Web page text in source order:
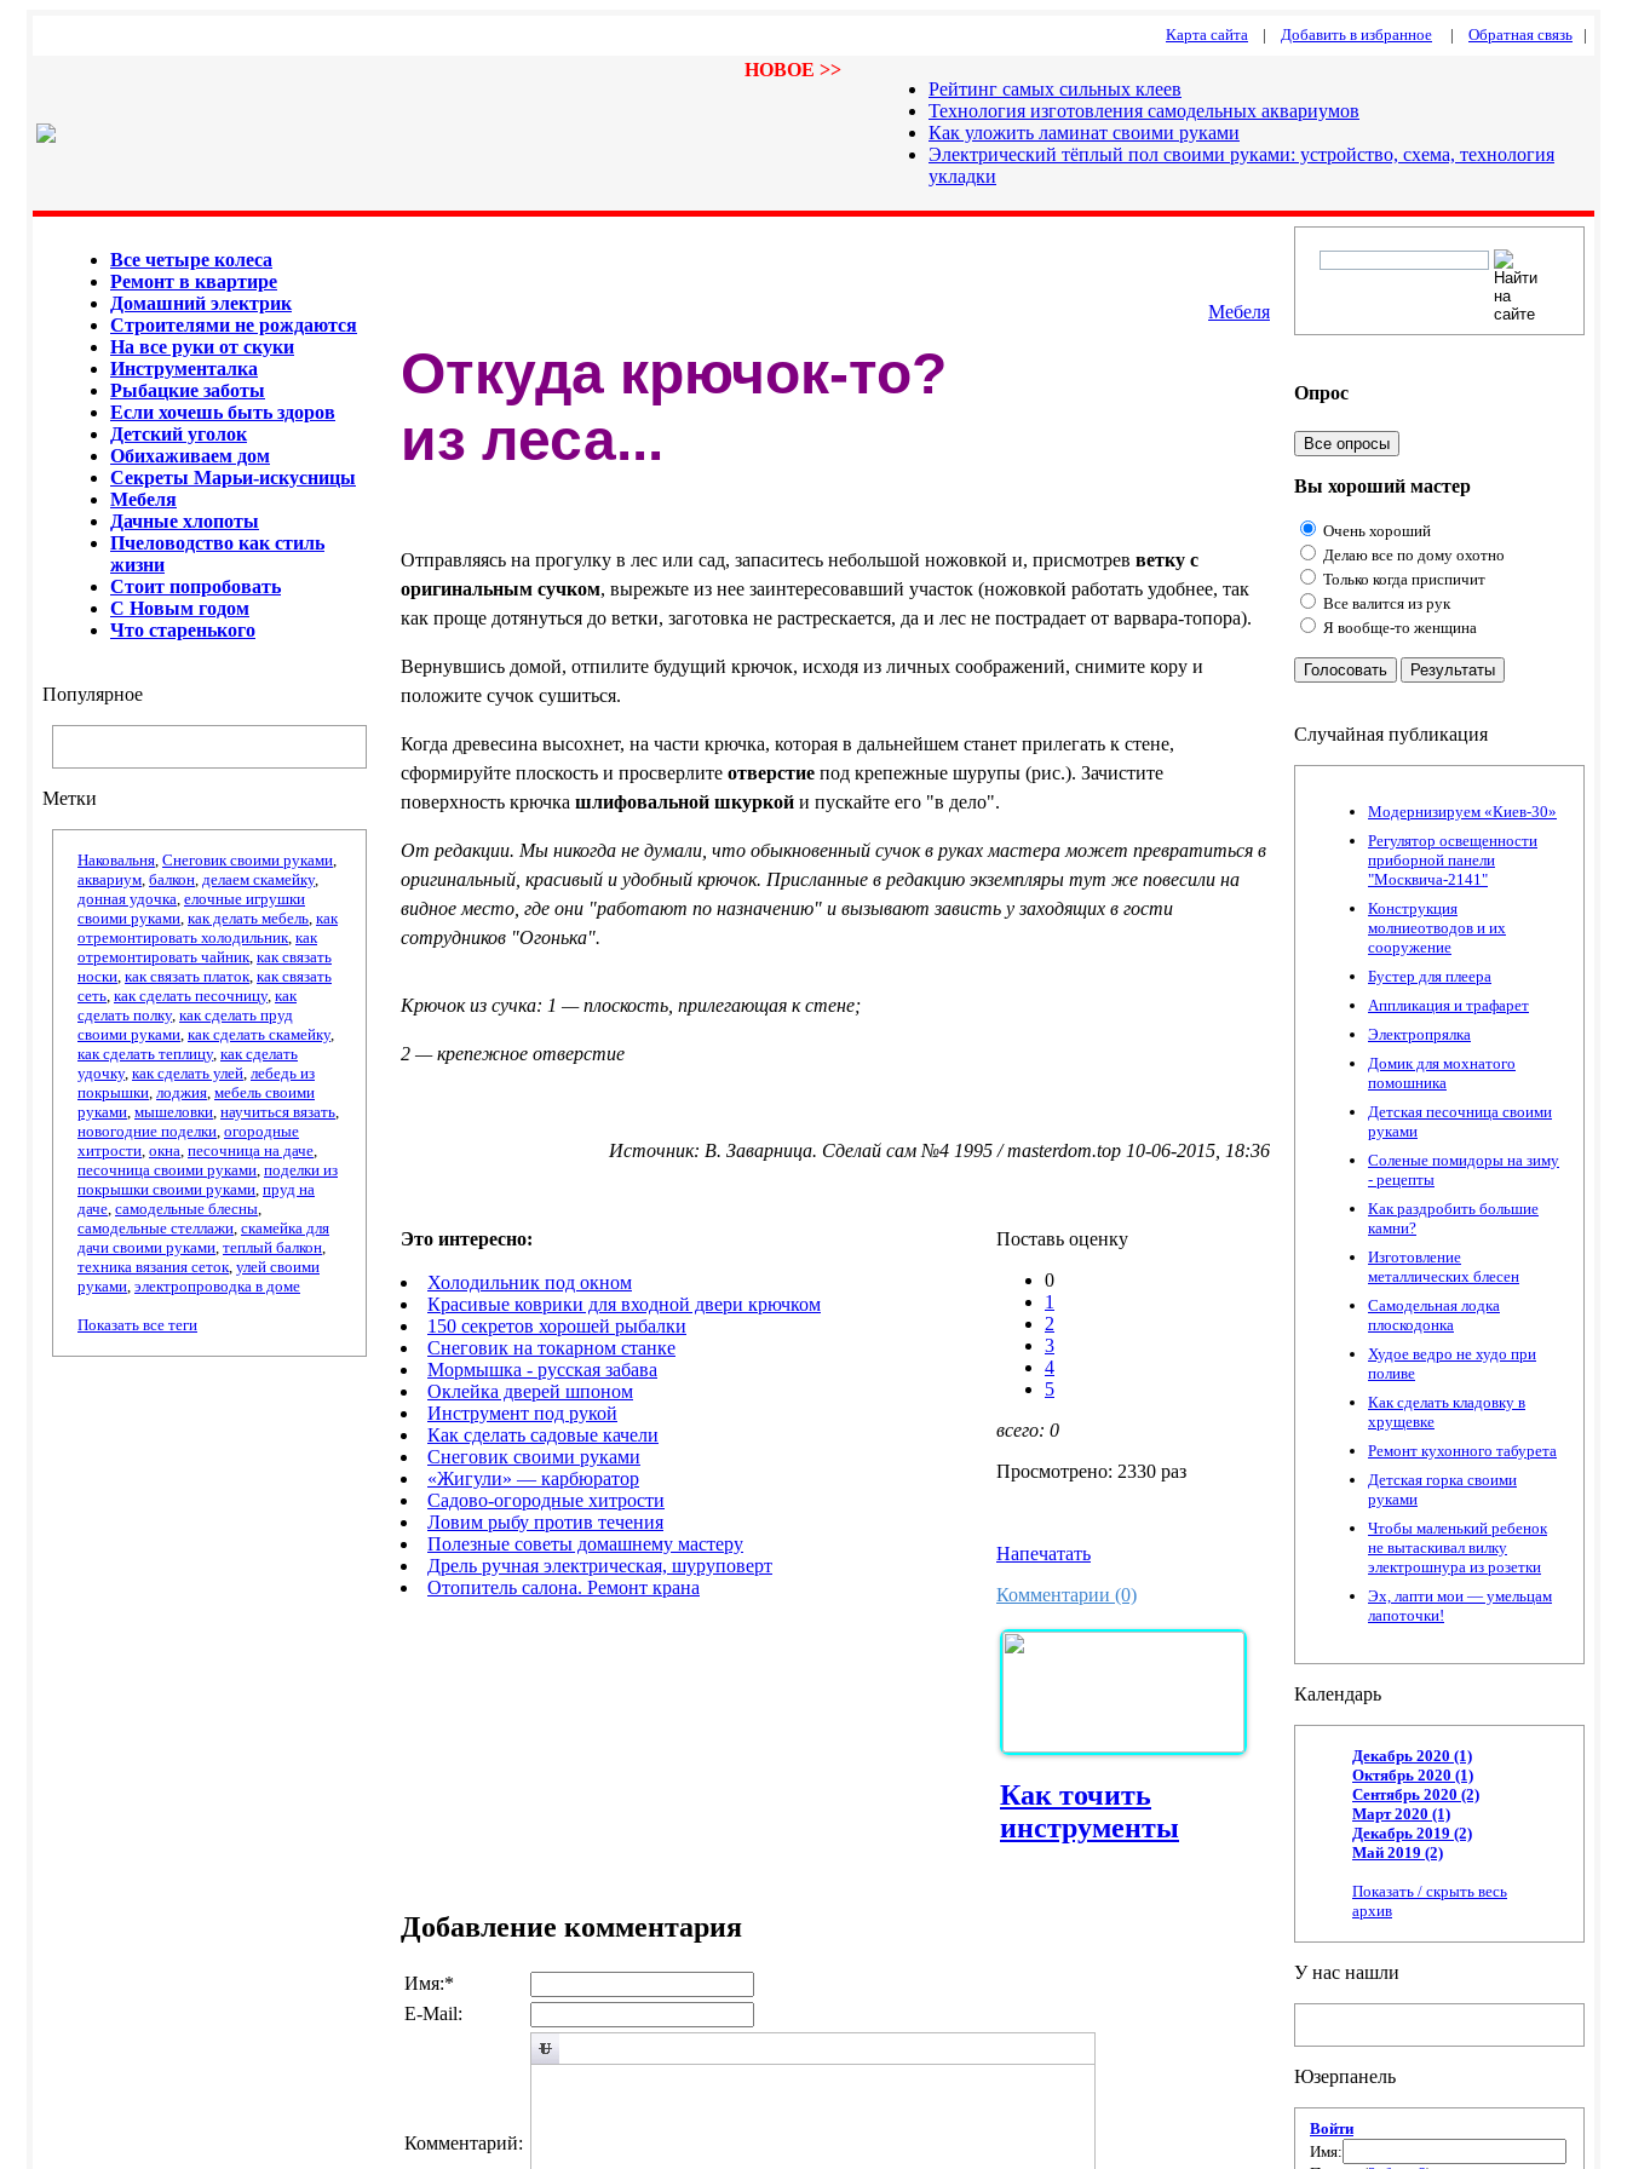
Карта сайта | Добавить в избранное | Обратная связь |
НОВОЕ >>
Рейтинг самых сильных клеев
Технология изготовления самодельных аквариумов
Как уложить ламинат своими руками
Электрический тёплый пол своими руками: устройство, схема, технология
укладки
Все четыре колеса
Ремонт в квартире
Домашний электрик
Строителями не рождаются
На все руки от скуки
Инструменталка
Рыбацкие заботы
Если хочешь быть здоров
Детский уголок
Обихаживаем дом
Секреты Марьи-искусницы
Мебеля
Дачные хлопоты
Пчеловодство как стиль
жизни
Стоит попробовать
С Новым годом
Что старенького
Популярное
Метки
Наковальня, Снеговик своими руками,
аквариум, балкон, делаем скамейку,
донная удочка, елочные игрушки
своими руками, как делать мебель, как
отремонтировать холодильник, как
отремонтировать чайник, как связать
носки, как связать платок, как связать
сеть, как сделать песочницу, как
сделать полку, как сделать пруд
своими руками, как сделать скамейку,
как сделать теплицу, как сделать
удочку, как сделать улей, лебедь из
покрышки, лоджия, мебель своими
руками, мышеловки, научиться вязать,
новогодние поделки, огородные
хитрости, окна, песочница на даче,
песочница своими руками, поделки из
покрышки своими руками, пруд на
даче, самодельные блесны,
самодельные стеллажи, скамейка для
дачи своими руками, теплый балкон,
техника вязания сеток, улей своими
руками, электропроводка в доме
Показать все теги
Откуда крючок-то?
из леса...
Мебеля
Отправляясь на прогулку в лес или сад, запаситесь небольшой ножовкой и, присмотрев ветку с
оригинальным сучком, вырежьте из нее заинтересовавший участок (ножовкой работать удобнее, так
как проще дотянуться до ветки, заготовка не растрескается, да и лес не пострадает от варвара-топора).
Вернувшись домой, отпилите будущий крючок, исходя из личных соображений, снимите кору и
положите сучок сушиться.
Когда древесина высохнет, на части крючка, которая в дальнейшем станет прилегать к стене,
сформируйте плоскость и просверлите отверстие под крепежные шурупы (рис.). Зачистите
поверхность крючка шлифовальной шкуркой и пускайте его "в дело".
От редакции. Мы никогда не думали, что обыкновенный сучок в руках мастера может превратиться в
оригинальный, красивый и удобный крючок. Присланные в редакцию экземпляры тут же повесили на
видное место, где они "работают по назначению" и вызывают зависть у заходящих в гости
сотрудников "Огонька".
Крючок из сучка: 1 — плоскость, прилегающая к стене;
2 — крепежное отверстие
Источник: В. Заварница. Сделай сам №4 1995 / masterdom.top 10-06-2015, 18:36
Это интересно:
Холодильник под окном
Красивые коврики для входной двери крючком
150 секретов хорошей рыбалки
Снеговик на токарном станке
Мормышка - русская забава
Оклейка дверей шпоном
Инструмент под рукой
Как сделать садовые качели
Снеговик своими руками
«Жигули» — карбюратор
Садово-огородные хитрости
Ловим рыбу против течения
Полезные советы домашнему мастеру
Дрель ручная электрическая, шуруповерт
Отопитель салона. Ремонт крана
Поставь оценку
0
1
2
3
4
5
всего: 0
Просмотрено: 2330 раз
Напечатать
Комментарии (0)
Как точить
инструменты
Добавление комментария
Имя:*
E-Mail:
Комментарий:
Опрос
Все опросы
Вы хороший мастер
Очень хороший
Делаю все по дому охотно
Только когда приспичит
Все валится из рук
Я вообще-то женщина
Голосовать Результаты
Случайная публикация
Модернизируем «Киев-30»
Регулятор освещенности
приборной панели
"Москвича-2141"
Конструкция
молниеотводов и их
сооружение
Бустер для плеера
Аппликация и трафарет
Электропрялка
Домик для мохнатого
помошника
Детская песочница своими
руками
Соленые помидоры на зиму
- рецепты
Как раздробить большие
камни?
Изготовление
металлических блесен
Самодельная лодка
плоскодонка
Худое ведро не худо при
поливе
Как сделать кладовку в
хрущевке
Ремонт кухонного табурета
Детская горка своими
руками
Чтобы маленький ребенок
не вытаскивал вилку
электрошнура из розетки
Эх, лапти мои — умельцам
лапоточки!
Календарь
Декабрь 2020 (1)
Октябрь 2020 (1)
Сентябрь 2020 (2)
Март 2020 (1)
Декабрь 2019 (2)
Май 2019 (2)
Показать / скрыть весь
архив
У нас нашли
Юзерпанель
Войти
Имя: